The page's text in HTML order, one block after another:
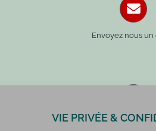
Envoyez nous un
Paris : 01 42 34
VIE PRIVÉE &